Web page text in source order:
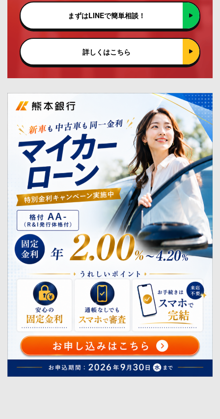
まずはLINEで簡単相談！
詳しくはこちら